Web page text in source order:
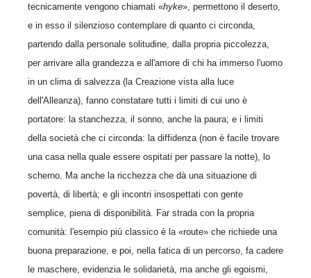
tecnicamente vengono chiamati «hyke», permettono il deserto,
e in esso il silenzioso contemplare di quanto ci circonda,
partendo dalla personale solitudine, dalla propria piccolezza,
per arrivare alla grandezza e all'amore di chi ha immerso l'uomo
in un clima di salvezza (la Creazione vista alla luce
dell'Alleanza), fanno constatare tutti i limiti di cui uno è
portatore: la stanchezza, il sonno, anche la paura; e i limiti
della società che ci circonda: la diffidenza (non è facile trovare
una casa nella quale essere ospitati per passare la notte), lo
scherno. Ma anche la ricchezza che dà una situazione di
povertà, di libertà; e gli incontri insospettati con gente
semplice, piena di disponibilità. Far strada con la propria
comunità: l'esempio più classico è la «route» che richiede una
buona preparazione, e poi, nella fatica di un percorso, fa cadere
le maschere, evidenzia le solidarietà, ma anche gli egoismi,